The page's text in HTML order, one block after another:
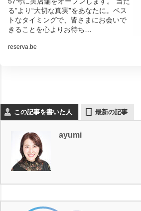
る”より“大切な真実”をあなたに。ベス
トなタイミングで、皆さまにお会いで
きることを心よりお待ち…
reserva.be
この記事を書いた人 最新の記事
ayumi